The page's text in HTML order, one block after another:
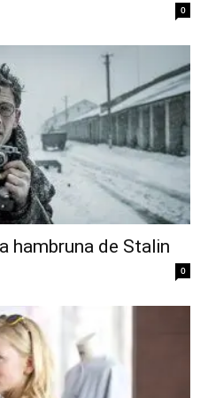
0
hambruna de Stalin
0